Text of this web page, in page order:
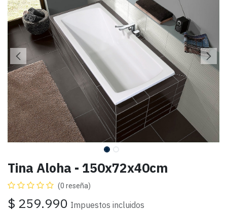
Tina Aloha - 150x72x40cm
(0 reseña)
$ 259.990 Impuestos incluidos